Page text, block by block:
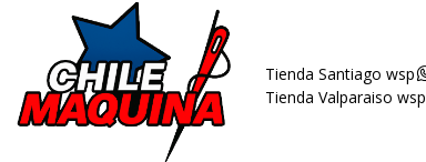
Tienda Santiago wsp
Tienda Valparaiso wsp